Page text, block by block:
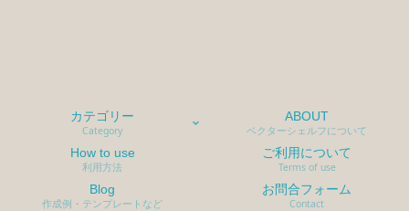
カテゴリー
Category
ABOUT
ベクターシェルフについて
How to use
利用方法
ご利用について
Terms of use
Blog
作成例・テンプレートなど
お問合フォーム
Contact